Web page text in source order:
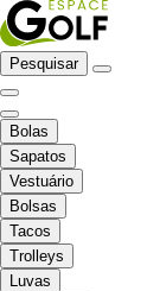
Pesquisar
Bolas
Sapatos
Vestuário
Bolsas
Tacos
Trolleys
Luvas